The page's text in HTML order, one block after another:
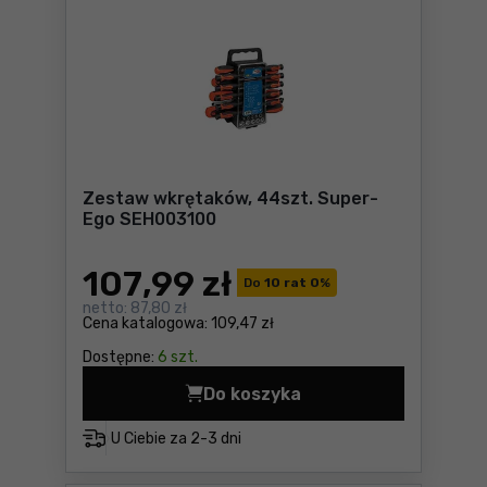
Zestaw wkrętaków, 44szt. Super-
Ego SEH003100
Do 10 rat 0%
Cena katalogowa: 109,47 zł
107,99 zł
netto: 87,80 zł
Dostępne: 6 szt.
U Ciebie za 2-3 dni
Do koszyka
Zestaw wkrętaków, 44szt.